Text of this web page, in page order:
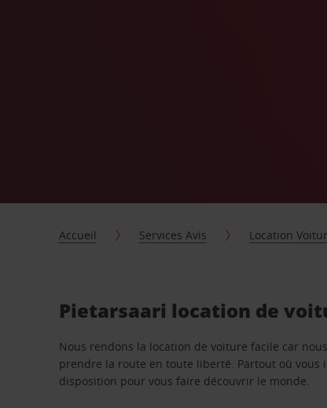
Accueil Services Avis Location
Pietarsaari location de
Nous rendons la location de voiture facile car
prendre la route en toute liberté. Partout où vous
disposition pour vous faire découvrir le monde.